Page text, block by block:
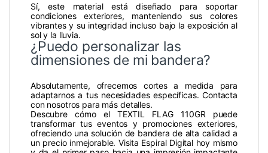
Sí, este material está diseñado para soportar
condiciones exteriores, manteniendo sus colores
vibrantes y su integridad incluso bajo la exposición al
sol y la lluvia.
¿Puedo personalizar las
dimensiones de mi bandera?
Absolutamente, ofrecemos cortes a medida para
adaptarnos a tus necesidades específicas. Contacta
con nosotros para más detalles.
Descubre cómo el TEXTIL FLAG 110GR puede
transformar tus eventos y promociones exteriores,
ofreciendo una solución de bandera de alta calidad a
un precio inmejorable. Visita Espiral Digital hoy mismo